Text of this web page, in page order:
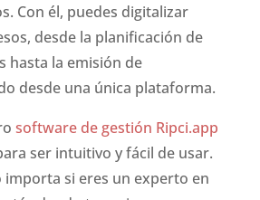
Con él, puedes digitalizar
desde la planificación de
hasta la emisión de
desde una única plataforma.
software de gestión Ripci.app
ser intuitivo y fácil de usar.
importa si eres un experto en